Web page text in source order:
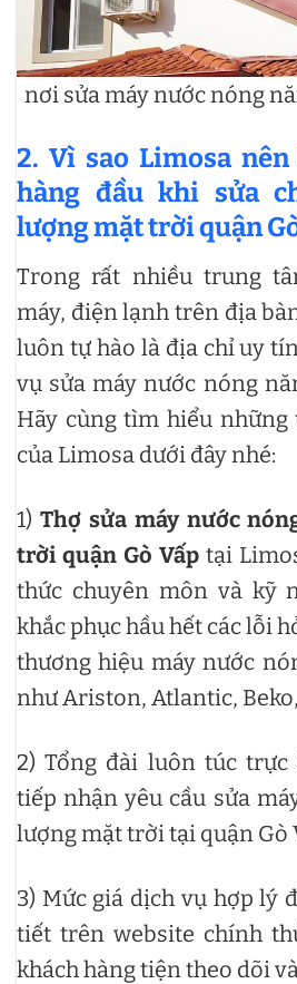
nơi sửa máy nước nóng
2. Vì sao Limosa
hàng đầu khi sửa
lượng mặt trời quận
Trong rất nhiều trung
máy, điện lạnh trên địa
luôn tự hào là địa chỉ uy
vụ sửa máy nước nóng
Hãy cùng tìm hiểu
của Limosa dưới đây nhé:
1) Thợ sửa máy nước
trời quận Gò Vấp tại
thức chuyên môn và kỹ
khắc phục hầu hết các lỗi
thương hiệu máy nước
như Ariston, Atlantic,
2) Tổng đài luôn túc
tiếp nhận yêu cầu sửa
lượng mặt trời tại quận Gò
3) Mức giá dịch vụ hợp lý
tiết trên website chính
khách hàng tiện theo dõi